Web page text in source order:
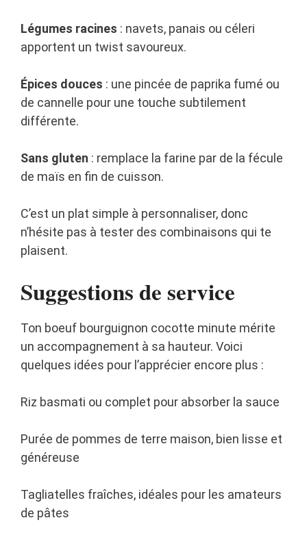
Légumes racines : navets, panais ou céleri
apportent un twist savoureux.
Épices douces : une pincée de paprika fumé ou
de cannelle pour une touche subtilement
différente.
Sans gluten : remplace la farine par de la fécule
de maïs en fin de cuisson.
C’est un plat simple à personnaliser, donc
n’hésite pas à tester des combinaisons qui te
plaisent.
Suggestions de service
Ton boeuf bourguignon cocotte minute mérite
un accompagnement à sa hauteur. Voici
quelques idées pour l’apprécier encore plus :
Riz basmati ou complet pour absorber la sauce
Purée de pommes de terre maison, bien lisse et
généreuse
Tagliatelles fraîches, idéales pour les amateurs
de pâtes